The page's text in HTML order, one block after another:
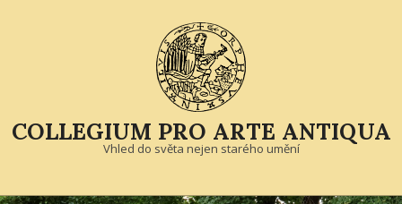
COLLEGIUM PRO ARTE ANTIQUA
Vhled do světa nejen starého umění
Primary